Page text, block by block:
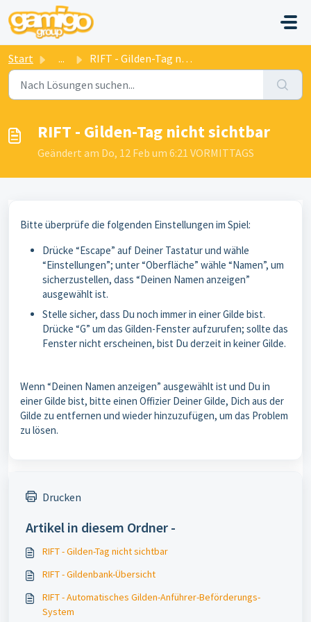
Zum hauptsächlichen Inhalt gehen
Start ... RIFT - Gilden-Tag nicht sichtbar
RIFT - Gilden-Tag nicht sichtbar
Geändert am Do, 12 Feb um 6:21 VORMITTAGS
Bitte überprüfe die folgenden Einstellungen im Spiel:
Drücke “Escape” auf Deiner Tastatur und wähle
“Einstellungen”; unter “Oberfläche” wähle “Namen”, um
sicherzustellen, dass “Deinen Namen anzeigen”
ausgewählt ist.
Stelle sicher, dass Du noch immer in einer Gilde bist.
Drücke “G” um das Gilden-Fenster aufzurufen; sollte das
Fenster nicht erscheinen, bist Du derzeit in keiner Gilde.
Wenn “Deinen Namen anzeigen” ausgewählt ist und Du in
einer Gilde bist, bitte einen Offizier Deiner Gilde, Dich aus der
Gilde zu entfernen und wieder hinzuzufügen, um das Problem
zu lösen.
Drucken
Artikel in diesem Ordner -
RIFT - Gilden-Tag nicht sichtbar
RIFT - Gildenbank-Übersicht
RIFT - Automatisches Gilden-Anführer-Beförderungs-
System